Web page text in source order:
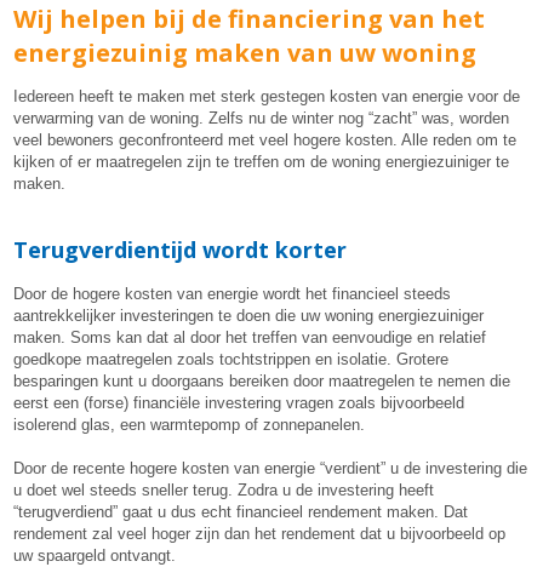
Wij helpen bij de financiering van het
energiezuinig maken van uw woning
Iedereen heeft te maken met sterk gestegen kosten van energie voor de
verwarming van de woning. Zelfs nu de winter nog “zacht” was, worden
veel bewoners geconfronteerd met veel hogere kosten. Alle reden om te
kijken of er maatregelen zijn te treffen om de woning energiezuiniger te
maken.
Terugverdientijd wordt korter
Door de hogere kosten van energie wordt het financieel steeds
aantrekkelijker investeringen te doen die uw woning energiezuiniger
maken. Soms kan dat al door het treffen van eenvoudige en relatief
goedkope maatregelen zoals tochtstrippen en isolatie. Grotere
besparingen kunt u doorgaans bereiken door maatregelen te nemen die
eerst een (forse) financiële investering vragen zoals bijvoorbeeld
isolerend glas, een warmtepomp of zonnepanelen.
Door de recente hogere kosten van energie “verdient” u de investering die
u doet wel steeds sneller terug. Zodra u de investering heeft
“terugverdiend” gaat u dus echt financieel rendement maken. Dat
rendement zal veel hoger zijn dan het rendement dat u bijvoorbeeld op
uw spaargeld ontvangt.